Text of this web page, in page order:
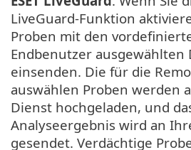
LiveGuard-Funktion
Proben mit den
Endbenutzer ausgewählten
einsenden. Die für die
auswählen Proben werden
Dienst hochgeladen, und
Analyseergebnis wird an
gesendet. Verdächtige